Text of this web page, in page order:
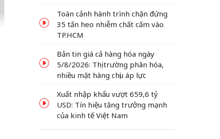
Toàn cảnh hành trình chặn đứng
35 tấn heo nhiễm chất cấm vào
TP.HCM
Bản tin giá cả hàng hóa ngày
5/8/2026: Thị trường phân hóa,
nhiều mặt hàng chịu áp lực
Xuất nhập khẩu vượt 659,6 tỷ
USD: Tín hiệu tăng trưởng mạnh
của kinh tế Việt Nam